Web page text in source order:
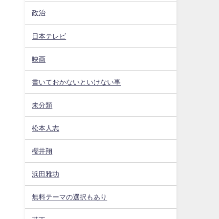
政治
日本テレビ
映画
書いておかないといけない事
未分類
松本人志
櫻井翔
浜田雅功
無料テーマの選択もあり